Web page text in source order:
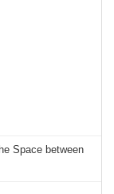
Space between